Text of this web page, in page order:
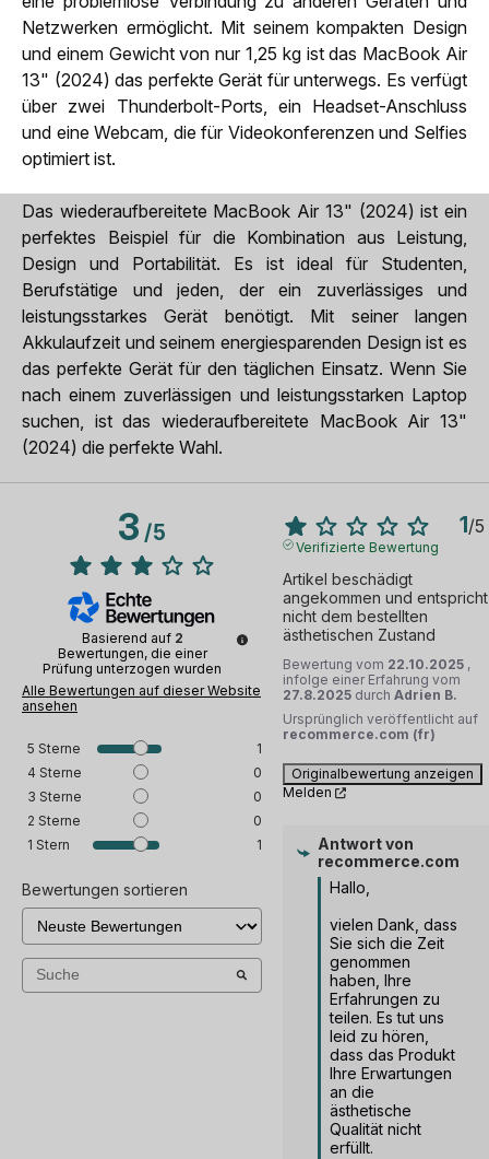
Netzwerken ermöglicht. Mit seinem kompakten Design
und einem Gewicht von nur 1,25 kg ist das MacBook Air
13" (2024) das perfekte Gerät für unterwegs. Es verfügt
über zwei Thunderbolt-Ports, ein Headset-Anschluss
und eine Webcam, die für Videokonferenzen und Selfies
optimiert ist.
Das wiederaufbereitete MacBook Air 13" (2024) ist ein
perfektes Beispiel für die Kombination aus Leistung,
Design und Portabilität. Es ist ideal für Studenten,
Berufstätige und jeden, der ein zuverlässiges und
leistungsstarkes Gerät benötigt. Mit seiner langen
Akkulaufzeit und seinem energiesparenden Design ist es
das perfekte Gerät für den täglichen Einsatz. Wenn Sie
nach einem zuverlässigen und leistungsstarken Laptop
suchen, ist das wiederaufbereitete MacBook Air 13"
(2024) die perfekte Wahl.
3/5
Basierend auf 2
Bewertungen, die einer
Prüfung unterzogen wurden
Alle Bewertungen auf dieser Website
ansehen
5 Sterne
1
4 Sterne
0
3 Sterne
0
2 Sterne
0
1 Stern 1
Bewertungen sortieren
1/5
Verifizierte Bewertung
Artikel beschädigt
angekommen und entspricht
nicht dem bestellten
ästhetischen Zustand
Bewertung vom 22.10.2025 ,
infolge einer Erfahrung vom
27.8.2025 durch Adrien B.
Ursprünglich veröffentlicht auf
recommerce.com (fr)
Originalbewertung anzeigen
Melden
Antwort von
recommerce.com
Hallo,
vielen Dank, dass
Sie sich die Zeit
genommen
haben, Ihre
Erfahrungen zu
teilen. Es tut uns
leid zu hören,
dass das Produkt
Ihre Erwartungen
an die
ästhetische
Qualität nicht
erfüllt.